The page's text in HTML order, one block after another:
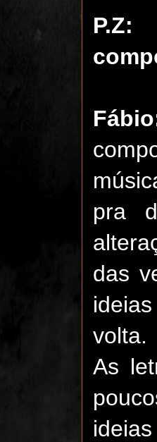
P.Z:
pra
das
volta.
As